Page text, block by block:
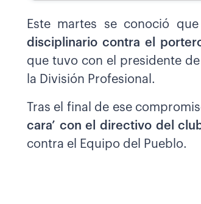
Este martes se conoció
disciplinario contra el
que tuvo con el presidente
la División Profesional.
Tras el final de ese
cara’ con el directivo del
contra el Equipo del Pueblo.